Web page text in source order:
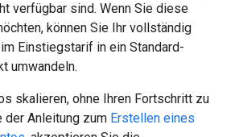
verfügbar sind. Wenn Sie diese
können Sie Ihr vollständig
Einstiegstarif in ein Standard-
umwandeln.
skalieren, ohne Ihren Fortschritt zu
der Anleitung zum Erstellen eines